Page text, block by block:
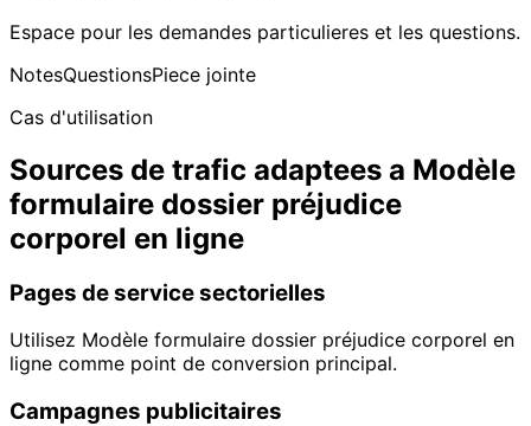
Espace pour les demandes particulieres et les questions.
NotesQuestionsPiece jointe
Cas d'utilisation
Sources de trafic adaptees a Modèle
formulaire dossier préjudice
corporel en ligne
Pages de service sectorielles
Utilisez Modèle formulaire dossier préjudice corporel en
ligne comme point de conversion principal.
Campagnes publicitaires